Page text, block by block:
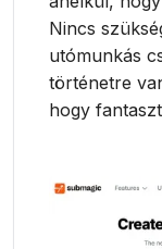
Nincs
utómunkás
történetre
hogy